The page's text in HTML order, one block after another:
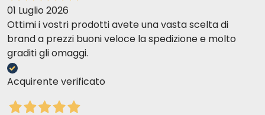
01 Luglio 2026
Ottimi i vostri prodotti avete una vasta scelta di
brand a prezzi buoni veloce la spedizione e molto
graditi gli omaggi.
Acquirente verificato